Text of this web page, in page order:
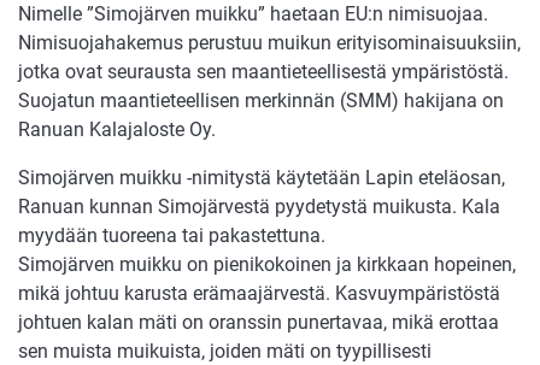
Nimelle ”Simojärven muikku” haetaan EU:n nimisuojaa.
Nimisuojahakemus perustuu muikun erityisominaisuuksiin,
jotka ovat seurausta sen maantieteellisestä ympäristöstä.
Suojatun maantieteellisen merkinnän (SMM) hakijana on
Ranuan Kalajaloste Oy.
Simojärven muikku -nimitystä käytetään Lapin eteläosan,
Ranuan kunnan Simojärvestä pyydetystä muikusta. Kala
myydään tuoreena tai pakastettuna.
Simojärven muikku on pienikokoinen ja kirkkaan hopeinen,
mikä johtuu karusta erämaajärvestä. Kasvuympäristöstä
johtuen kalan mäti on oranssin punertavaa, mikä erottaa
sen muista muikuista, joiden mäti on tyypillisesti